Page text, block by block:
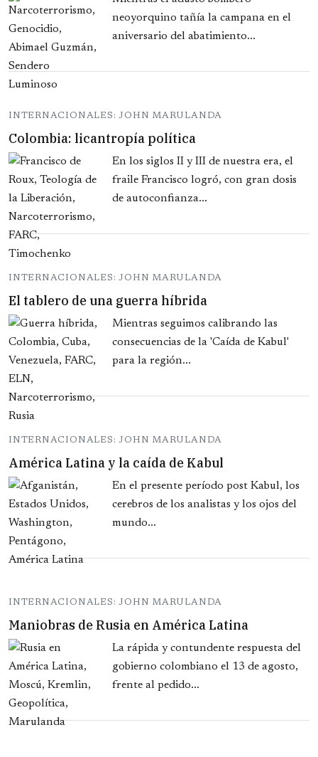
neoyorquino tañía la campana en el
aniversario del abatimiento...
INTERNACIONALES: JOHN MARULANDA
Colombia: licantropía política
En los siglos II y III de nuestra era, el
fraile Francisco logró, con gran dosis
de autoconfianza...
INTERNACIONALES: JOHN MARULANDA
El tablero de una guerra híbrida
Mientras seguimos calibrando las
consecuencias de la 'Caída de Kabul'
para la región...
INTERNACIONALES: JOHN MARULANDA
América Latina y la caída de Kabul
En el presente período post Kabul, los
cerebros de los analistas y los ojos del
mundo...
INTERNACIONALES: JOHN MARULANDA
Maniobras de Rusia en América Latina
La rápida y contundente respuesta del
gobierno colombiano el 13 de agosto,
frente al pedido...